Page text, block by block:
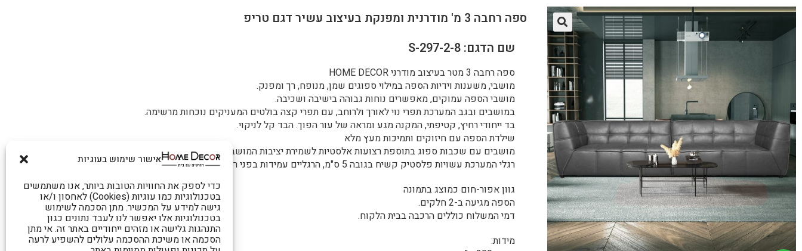
אישור שימוש בעוגיות
כדי לספק את החוויות הטובות ביותר, אנו משתמשים
בטכנולוגיות כמו עוגיות (Cookies) לאחסון ו/או
גישה למידע על המכשיר. מתן הסכמה לשימוש
בטכנולוגיות אלו יאפשר לנו לעבד נתונים כגון
התנהגות גלישה או מזהים ייחודיים באתר זה. אי מתן
הסכמה או משיכת ההסכמה עלולים להשפיע לרעה
ספה רחבה 3 מ' מודרנית ומפנקת בעיצוב עשיר דגם טריפ
שם הדגם: S-297-2-8
ספה רחבה 3 מטר בעיצוב מודרני HOME DECOR
מושבי, משענות וידיות הספה במילוי ספוגים שמן, מנופח, רך ומפנק.
מושבי הספה עמוקים, מאפשרים נוחות גבוהה בישיבה ושכיבה.
במושבים ובגב המערכת תפרי נוי לאורך ולרוחב, עם תפרי קצה בולטים המעניקים נוכחות מרשימה.
בד ייחודי רחיץ, קטיפתי, המקנה מגע ומראה של עור הפוך. הבד קל לניקוי.
שילדת הספה עם חיזוקים ותמיכות מעץ מלא
מושבים עם שכבות ספוג בתוספת רצועות אלסטיות לשמירת יציבות המושבים לאורך זמן.
רגלי המערכת עשויות פלסטיק קשיח בגובה 5 ס"מ, הרגליים עמידות בפני רטיבות.
גוון אפור-חום כמוצג בתמונה
הספה מגיעה ב-2 חלקים.
דמי המשלוח כוללים הרכבה בבית הלקוח.
מידות: